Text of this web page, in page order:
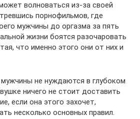
волноваться из-за своей
порнофильмов, где
мужчины до оргазма за пять
жизни боятся разочаровать
что именно этого они от них и
не нуждаются в глубоком
ничего не стоит доставить
если она этого захочет,
несколько основных правил.